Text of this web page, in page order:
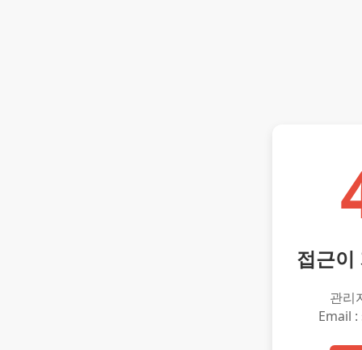
접근이
관리
Email